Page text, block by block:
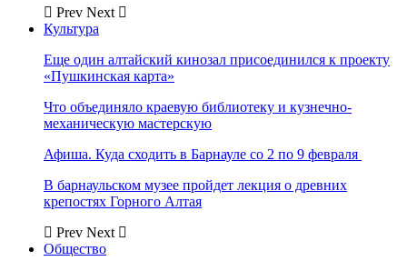
Prev Next
Культура
Еще один алтайский кинозал присоединился к проекту
«Пушкинская карта»
Что объединяло краевую библиотеку и кузнечно-
механическую мастерскую
Афиша. Куда сходить в Барнауле со 2 по 9 февраля
В барнаульском музее пройдет лекция о древних
крепостях Горного Алтая
Prev Next
Общество